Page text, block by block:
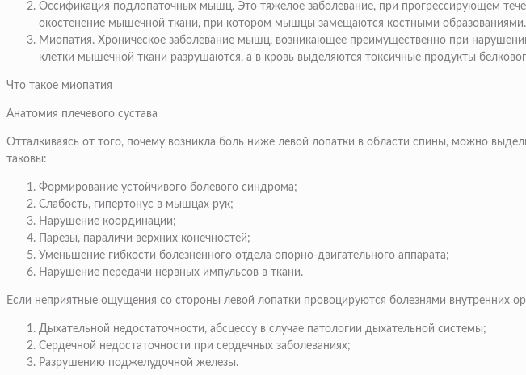
Оссификация подлопаточных мышц. Это тяжелое заболевание, при прогрессирующем
окостенение мышечной ткани, при котором мышцы замещаются костными образованиями.
Миопатия. Хроническое заболевание мышц, возникающее преимущественно при
клетки мышечной ткани разрушаются, а в кровь выделяются токсичные продукты
Что такое миопатия
Анатомия плечевого сустава
Отталкиваясь от того, почему возникла боль ниже левой лопатки в области спины, можно
таковы:
Формирование устойчивого болевого синдрома;
Слабость, гипертонус в мышцах рук;
Нарушение координации;
Парезы, параличи верхних конечностей;
Уменьшение гибкости болезненного отдела опорно-двигательного аппарата;
Нарушение передачи нервных импульсов в ткани.
Если неприятные ощущения со стороны левой лопатки провоцируются болезнями внутренних
Дыхательной недостаточности, абсцессу в случае патологии дыхательной системы;
Сердечной недостаточности при сердечных заболеваниях;
Разрушению поджелудочной железы.